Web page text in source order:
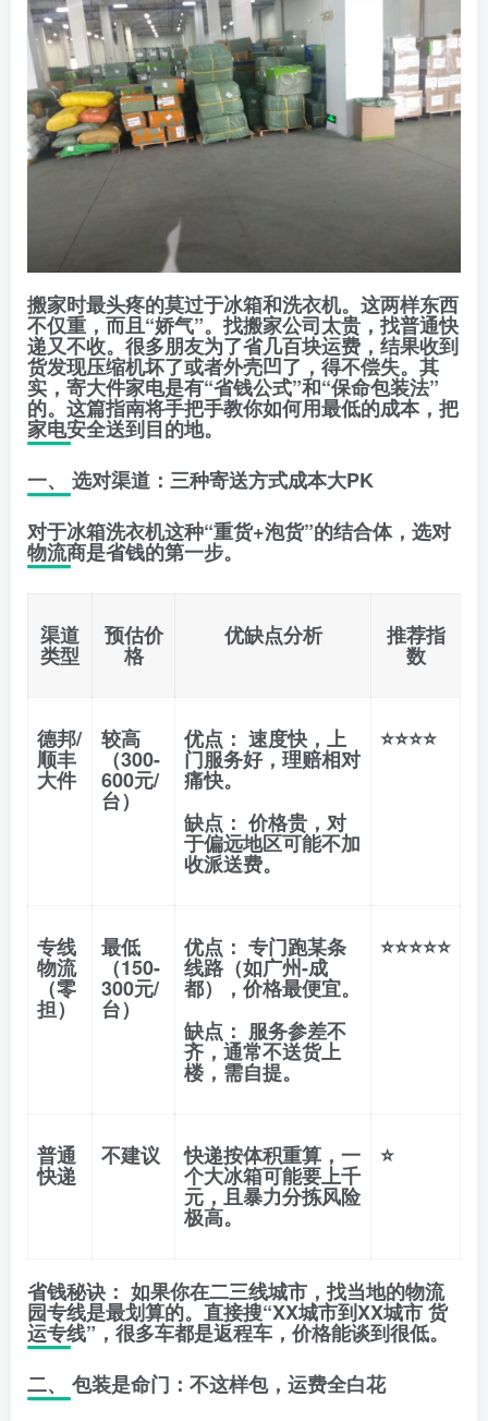
搬家时最头疼的莫过于冰箱和洗衣机。这两样东西
不仅重，而且“娇气”。找搬家公司太贵，找普通快
递又不收。很多朋友为了省几百块运费，结果收到
货发现压缩机坏了或者外壳凹了，得不偿失。其
实，寄大件家电是有“省钱公式”和“保命包装法”
的。这篇指南将手把手教你如何用最低的成本，把
家电安全送到目的地。
一、 选对渠道：三种寄送方式成本大PK
对于冰箱洗衣机这种“重货+泡货”的结合体，选对
物流商是省钱的第一步。
渠道
类型
预估价
格
优缺点分析 推荐指
数
德邦/
顺丰
大件
较高
（300-
600元/
台）
优点： 速度快，上
门服务好，理赔相对
痛快。
缺点： 价格贵，对
于偏远地区可能不加
收派送费。
⭐⭐⭐⭐
专线
物流
（零
担）
最低
（150-
300元/
台）
优点： 专门跑某条
线路（如广州-成
都），价格最便宜。
缺点： 服务参差不
齐，通常不送货上
楼，需自提。
⭐⭐⭐⭐⭐
普通
快递
不建议 快递按体积重算，一
个大冰箱可能要上千
元，且暴力分拣风险
极高。
⭐
省钱秘诀： 如果你在二三线城市，找当地的物流
园专线是最划算的。直接搜“XX城市到XX城市 货
运专线”，很多车都是返程车，价格能谈到很低。
二、 包装是命门：不这样包，运费全白花